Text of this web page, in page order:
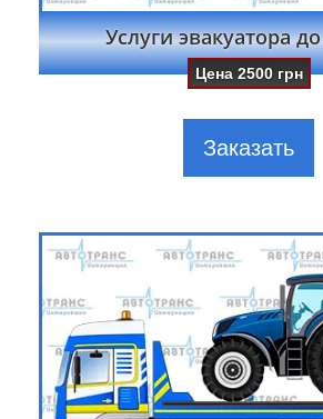
Услуги эвакуатора
Цена2500 грн
Заказать